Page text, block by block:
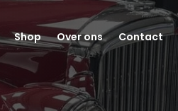
Shop Over ons Contact